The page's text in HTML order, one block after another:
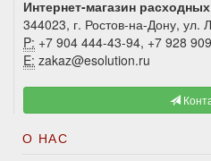
Интернет-магазин
344023, г. Ростов-на-Дону, ул.
P: +7 904 444-43-94, +7 928
E: zakaz@esolution.ru
О НАС